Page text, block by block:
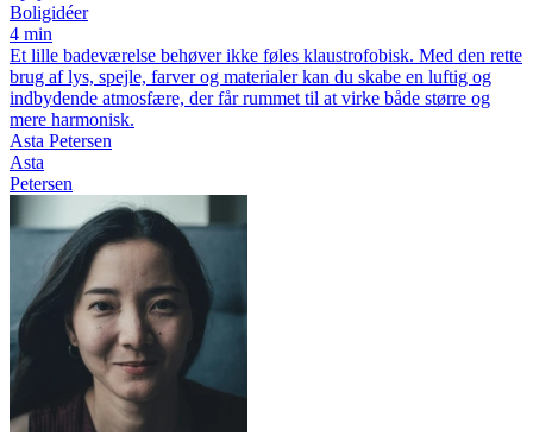
Boligidéer
4 min
Et lille badeværelse behøver ikke føles klaustrofobisk. Med den rette
brug af lys, spejle, farver og materialer kan du skabe en luftig og
indbydende atmosfære, der får rummet til at virke både større og
mere harmonisk.
Asta Petersen
Asta
Petersen